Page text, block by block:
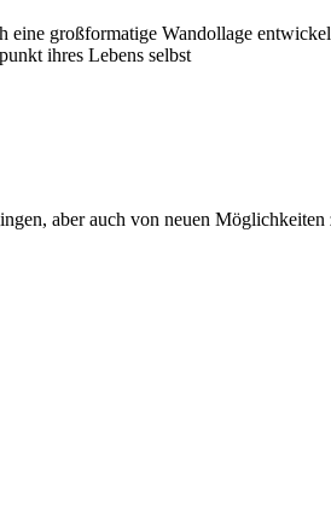
eine großformatige Wandollage
ihres Lebens selbst
aber auch von neuen Möglichkeiten